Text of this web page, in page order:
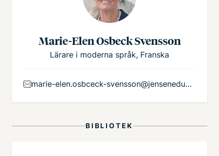
Marie-Elen Osbeck Svensson
Lärare i moderna språk, Franska
marie-elen.osbceck-svensson@jenseneducation.se
BIBLIOTEK